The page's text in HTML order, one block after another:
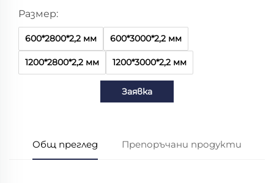
Размер:
600*2800*2,2 мм 600*3000*2,2 мм
1200*2800*2,2 мм 1200*3000*2,2 мм
Заявка
Общ преглед Препоръчани продукти